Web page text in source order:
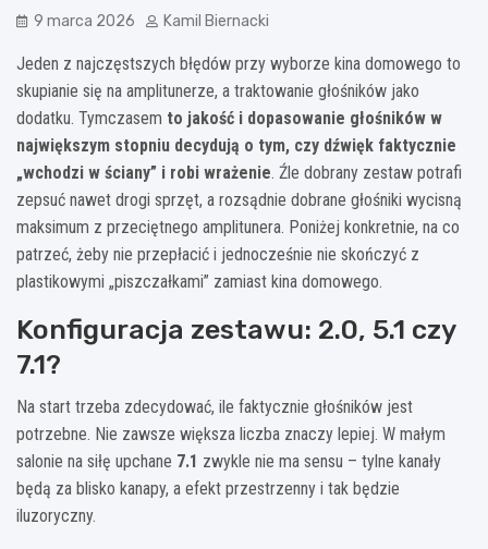
9 marca 2026 Kamil Biernacki
Jeden z najczęstszych błędów przy wyborze kina domowego to
skupianie się na amplitunerze, a traktowanie głośników jako
dodatku. Tymczasem to jakość i dopasowanie głośników w
największym stopniu decydują o tym, czy dźwięk faktycznie
„wchodzi w ściany” i robi wrażenie. Źle dobrany zestaw potrafi
zepsuć nawet drogi sprzęt, a rozsądnie dobrane głośniki wycisną
maksimum z przeciętnego amplitunera. Poniżej konkretnie, na co
patrzeć, żeby nie przepłacić i jednocześnie nie skończyć z
plastikowymi „piszczałkami” zamiast kina domowego.
Konfiguracja zestawu: 2.0, 5.1 czy
7.1?
Na start trzeba zdecydować, ile faktycznie głośników jest
potrzebne. Nie zawsze większa liczba znaczy lepiej. W małym
salonie na siłę upchane 7.1 zwykle nie ma sensu – tylne kanały
będą za blisko kanapy, a efekt przestrzenny i tak będzie
iluzoryczny.